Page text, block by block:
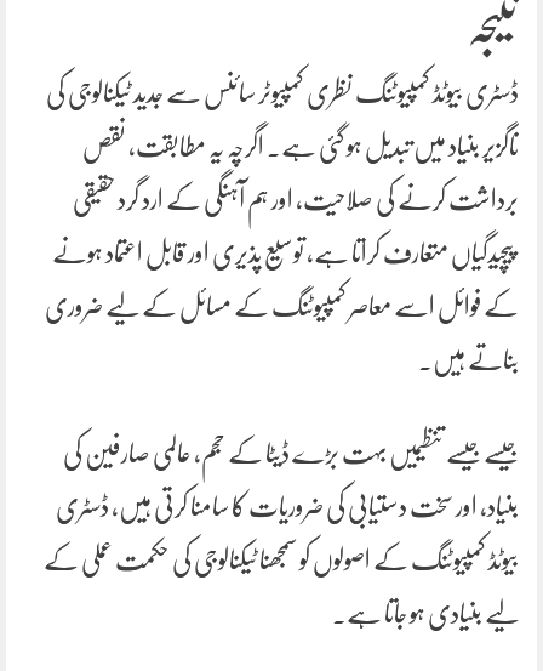
نتیجہ
ڈسٹری بیوٹڈ کمپیوٹنگ نظری کمپیوٹر سائنس سے جدید ٹیکنالوجی کی
ناگزیر بنیاد میں تبدیل ہو گئی ہے۔ اگرچہ یہ مطابقت، نقص
برداشت کرنے کی صلاحیت، اور ہم آہنگی کے ارد گرد حقیقی
پیچیدگیاں متعارف کراتا ہے، توسیع پذیری اور قابل اعتماد ہونے
کے فوائل اسے معاصر کمپیوٹنگ کے مسائل کے لیے ضروری
بناتے ہیں۔
جیسے جیسے تنظیمیں بہت بڑے ڈیٹا کے حجم، عالمی صارفین کی
بنیاد، اور سخت دستیابی کی ضروریات کا سامنا کرتی ہیں، ڈسٹری
بیوٹڈ کمپیوٹنگ کے اصولوں کو سمجھنا ٹیکنالوجی کی حکمت عملی کے
لیے بنیادی ہو جاتا ہے۔